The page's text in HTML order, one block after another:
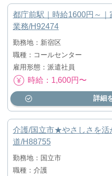
都庁前駅｜時給1600円～
業務/H92474
勤務地：新宿区
職種：コールセンター
雇用形態：派遣社員
時給：1,600円〜
詳細
介護/国立市★やさしさを活
道/H88755
勤務地：国立市
職種：介護